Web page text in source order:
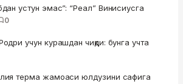
устун эмас”: “Реал” Винисиусга
0
учун курашдан чиқди: бунга учта
терма жамоаси юлдузини сафига